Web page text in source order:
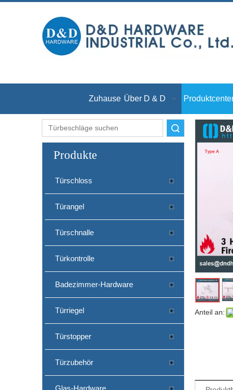
Zuhause Über D & D
Produkte
Türschloss
Türangel
Türschnalle
Türkontrolle
Badezimmer-Hardware
Türriegel
Türstopper
Türzubehör
Glas-Hardware
Anteil an: